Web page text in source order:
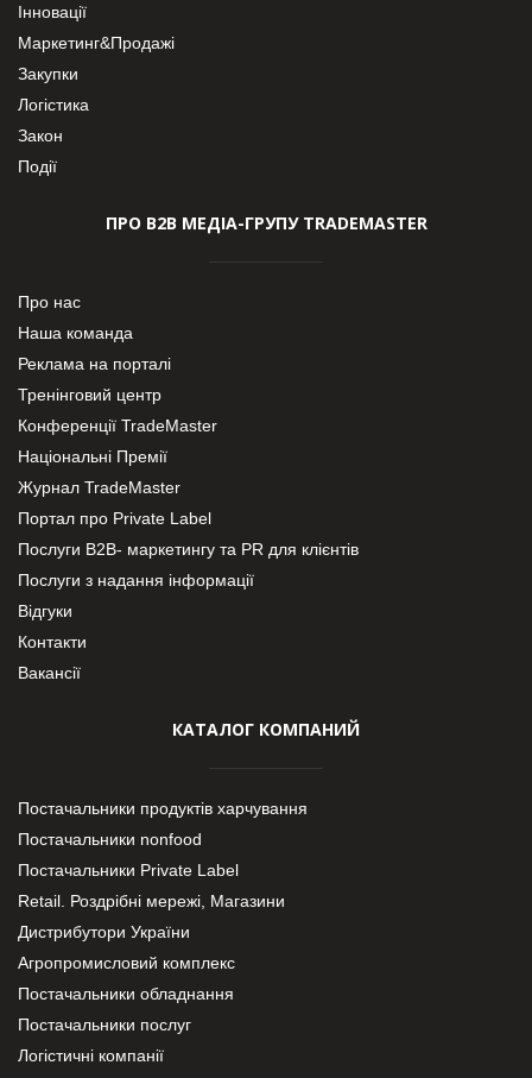
Інновації
Маркетинг&Продажі
Закупки
Логістика
Закон
Події
ПРО В2В МЕДІА-ГРУПУ TRADEMASTER
Про нас
Наша команда
Реклама на порталі
Тренінговий центр
Конференції TradeMaster
Національні Премії
Журнал TradeMaster
Портал про Private Label
Послуги В2В- маркетингу та PR для клієнтів
Послуги з надання інформації
Відгуки
Контакти
Вакансії
КАТАЛОГ КОМПАНИЙ
Постачальники продуктів харчування
Постачальники nonfood
Постачальники Private Label
Retail. Роздрібні мережі, Магазини
Дистрибутори України
Агропромисловий комплекс
Постачальники обладнання
Постачальники послуг
Логістичні компанії